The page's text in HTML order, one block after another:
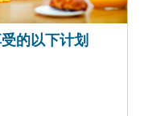
的以下计划